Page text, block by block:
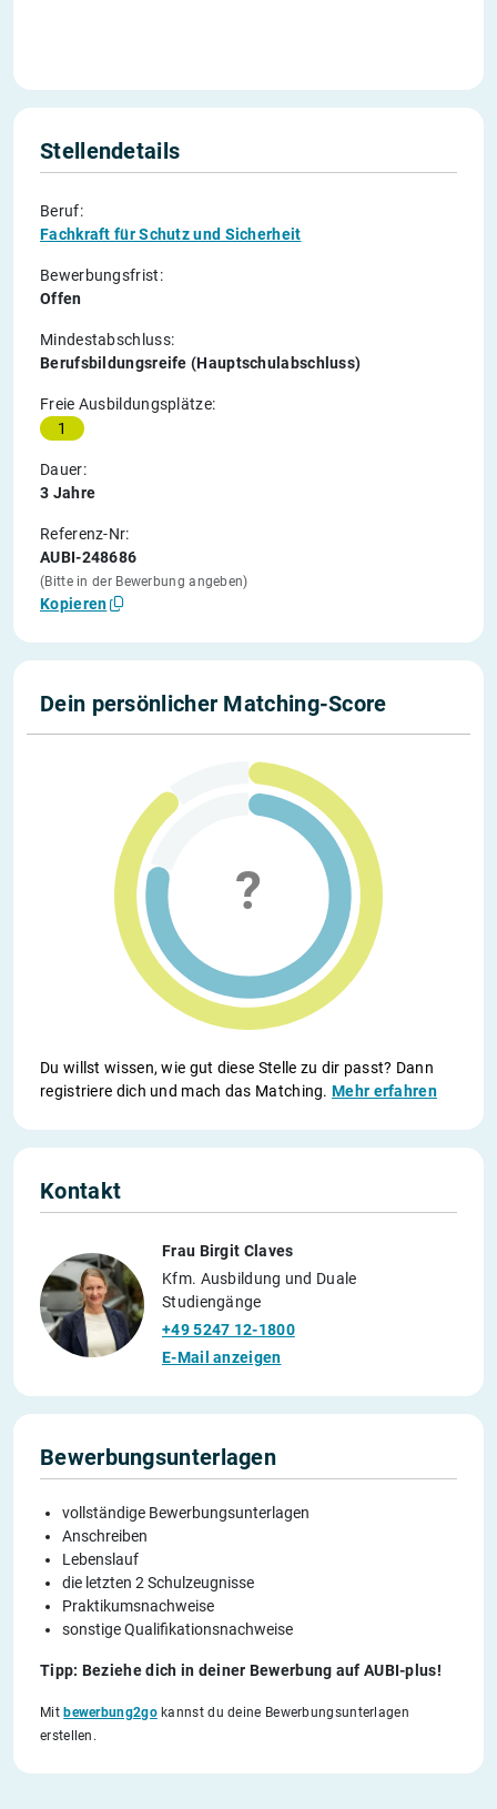
Stellendetails
Beruf:
Fachkraft für Schutz und Sicherheit
Bewerbungsfrist:
Offen
Mindestabschluss:
Berufsbildungsreife (Hauptschulabschluss)
Freie Ausbildungsplätze:
1
Dauer:
3 Jahre
Referenz-Nr:
AUBI-248686
(Bitte in der Bewerbung angeben)
Kopieren
Dein persönlicher Matching-Score
Du willst wissen, wie gut diese Stelle zu dir passt? Dann
registriere dich und mach das Matching.Mehr erfahren
Kontakt
Frau Birgit Claves
Kfm. Ausbildung und Duale
Studiengänge
+49 5247 12-1800
E-Mail anzeigen
Bewerbungsunterlagen
vollständige Bewerbungsunterlagen
Anschreiben
Lebenslauf
die letzten 2 Schulzeugnisse
Praktikumsnachweise
sonstige Qualifikationsnachweise
Tipp: Beziehe dich in deiner Bewerbung auf AUBI-plus!
Mit bewerbung2gokannst du deine Bewerbungsunterlagen
erstellen.